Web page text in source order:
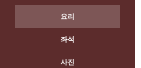
요리
좌석
사진